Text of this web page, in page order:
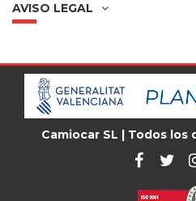
AVISO LEGAL
Camiocar SL | Todos